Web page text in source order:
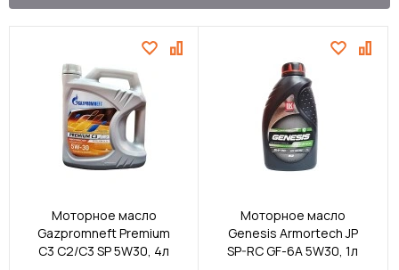
Моторное масло
Gazpromneft Premium
C3 C2/C3 SP 5W30, 4л
Моторное масло
Genesis Armortech JP
SP-RC GF-6A 5W30, 1л